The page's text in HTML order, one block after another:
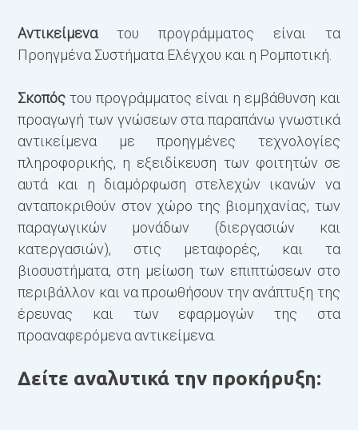
Αντικείμενατου προγράμματος είναι τα
Προηγμένα Συστήματα Ελέγχου και η Ρομποτική.
Σκοπός του προγράμματος είναι η εμβάθυνση και
προαγωγή των γνώσεων στα παραπάνω γνωστικά
αντικείμενα με προηγμένες τεχνολογίες
πληροφορικής, η εξειδίκευση των φοιτητών σε
αυτά και η διαμόρφωση στελεχών ικανών να
ανταποκριθούν στον χώρο της βιομηχανίας, των
παραγωγικών μονάδων (διεργασιών και
κατεργασιών), στις μεταφορές, και τα
βιοσυστήματα, στη μείωση των επιπτώσεων στο
περιβάλλον και να προωθήσουν την ανάπτυξη της
έρευνας και των εφαρμογών της στα
προαναφερόμενα αντικείμενα.
Δείτε αναλυτικά την προκήρυξη: